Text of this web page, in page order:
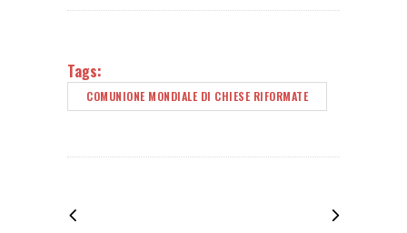
Tags:
COMUNIONE MONDIALE DI CHIESE RIFORMATE